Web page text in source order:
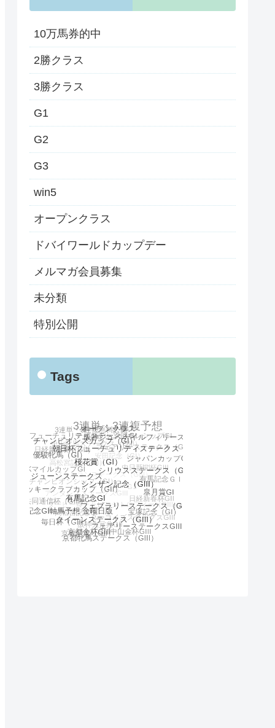
10万馬券的中
2勝クラス
3勝クラス
G1
G2
G3
win5
オープンクラス
ドバイワールドカップデー
メルマガ会員募集
未分類
特別公開
Tags